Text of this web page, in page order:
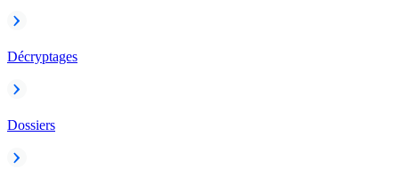
Décryptages
Dossiers